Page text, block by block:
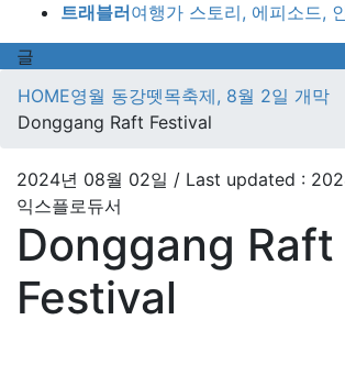
트래블러여행가 스토리, 에피소드,
글
HOME영월 동강뗏목축제, 8월 2일 개막
Donggang Raft Festival
2024년 08월 02일 / Last updated :
익스플로듀서
Donggang Raft
Festival